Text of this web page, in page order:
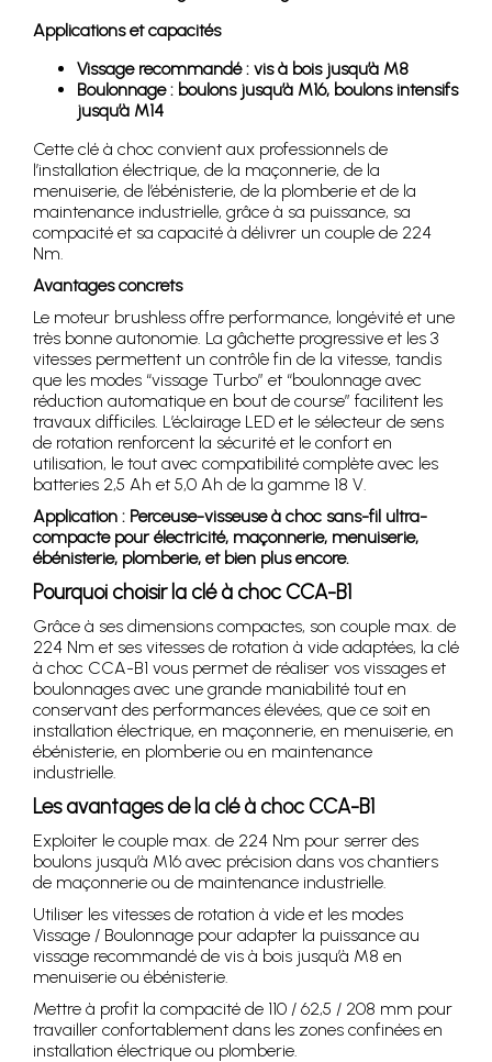
Applications et capacités
Vissage recommandé : vis à bois jusqu’à M8
Boulonnage : boulons jusqu’à M16, boulons intensifs
jusqu’à M14
Cette clé à choc convient aux professionnels de
l’installation électrique, de la maçonnerie, de la
menuiserie, de l’ébénisterie, de la plomberie et de la
maintenance industrielle, grâce à sa puissance, sa
compacité et sa capacité à délivrer un couple de 224
Nm.
Avantages concrets
Le moteur brushless offre performance, longévité et une
très bonne autonomie. La gâchette progressive et les 3
vitesses permettent un contrôle fin de la vitesse, tandis
que les modes “vissage Turbo” et “boulonnage avec
réduction automatique en bout de course” facilitent les
travaux difficiles. L’éclairage LED et le sélecteur de sens
de rotation renforcent la sécurité et le confort en
utilisation, le tout avec compatibilité complète avec les
batteries 2,5 Ah et 5,0 Ah de la gamme 18 V.
Application : Perceuse-visseuse à choc sans-fil ultra-
compacte pour électricité, maçonnerie, menuiserie,
ébénisterie, plomberie, et bien plus encore.
Pourquoi choisir la clé à choc CCA-B1
Grâce à ses dimensions compactes, son couple max. de
224 Nm et ses vitesses de rotation à vide adaptées, la clé
à choc CCA-B1 vous permet de réaliser vos vissages et
boulonnages avec une grande maniabilité tout en
conservant des performances élevées, que ce soit en
installation électrique, en maçonnerie, en menuiserie, en
ébénisterie, en plomberie ou en maintenance
industrielle.
Les avantages de la clé à choc CCA-B1
Exploiter le couple max. de 224 Nm pour serrer des
boulons jusqu’à M16 avec précision dans vos chantiers
de maçonnerie ou de maintenance industrielle.
Utiliser les vitesses de rotation à vide et les modes
Vissage / Boulonnage pour adapter la puissance au
vissage recommandé de vis à bois jusqu’à M8 en
menuiserie ou ébénisterie.
Mettre à profit la compacité de 110 / 62,5 / 208 mm pour
travailler confortablement dans les zones confinées en
installation électrique ou plomberie.